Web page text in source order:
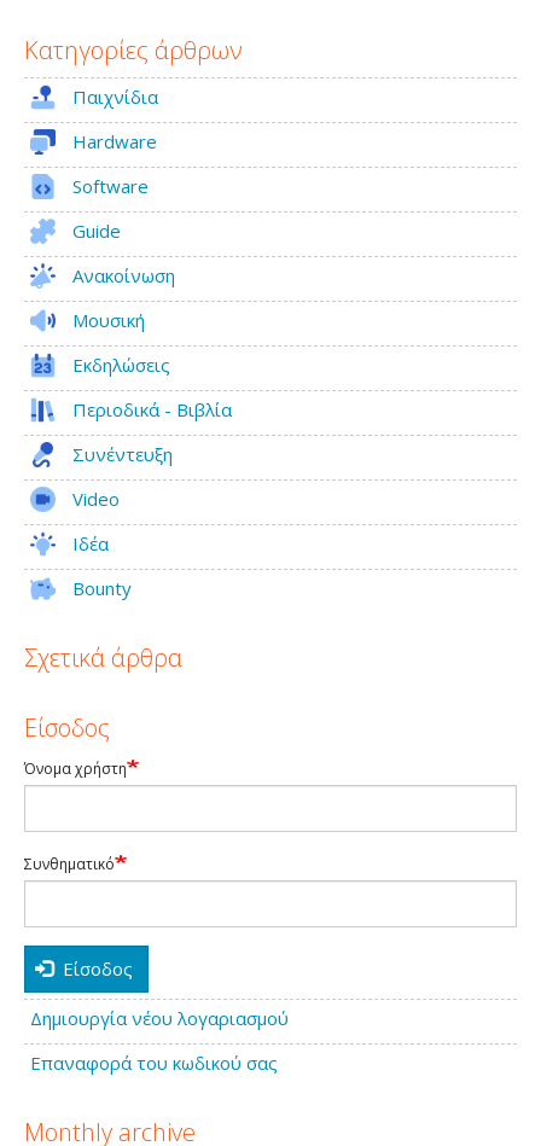
Κατηγορίες άρθρων
Παιχνίδια
Hardware
Software
Guide
Ανακοίνωση
Μουσική
Εκδηλώσεις
Περιοδικά - Βιβλία
Συνέντευξη
Video
Ιδέα
Bounty
Σχετικά άρθρα
Είσοδος
Όνομα χρήστη
Συνθηματικό
Είσοδος
Δημιουργία νέου λογαριασμού
Επαναφορά του κωδικού σας
Monthly archive